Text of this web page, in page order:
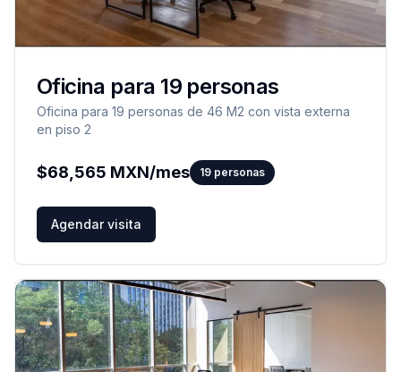
Oficina para 19 personas
Oficina para 19 personas de 46 M2 con vista externa
en piso 2
$68,565 MXN/mes 19 personas
Agendar visita